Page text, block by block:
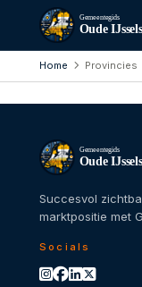
Gemeentegids
Oude
Home Provincies
Gemeentegids
Oude
Succesvol
marktpositie met
Socials